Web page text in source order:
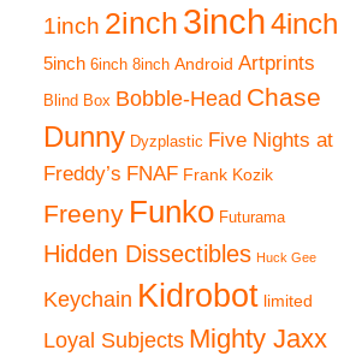
1inch 2inch 3inch4inch
5inch 6inch 8inch Android Artprints
Blind Box Bobble-Head Chase
Dunny Dyzplastic Five Nights at
Freddy’s FNAF Frank Kozik
Freeny Funko Futurama
Hidden Dissectibles Huck Gee
Keychain Kidrobot limited
Loyal Subjects Mighty Jaxx